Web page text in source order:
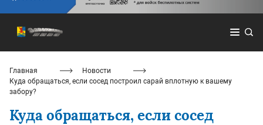
Главная
Новости
Куда обращаться, если сосед построил сарай вплотную к вашему
забору?
Куда обращаться, если сосед